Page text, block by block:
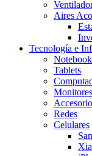
Aires
Tecnología e
Tablets
Monitores
Redes
Celulares